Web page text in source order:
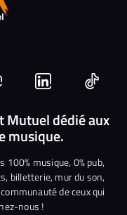
Nous
rejoindre
sur
Linkedin
Nous
Mutuel dédié aux
musique.
musique, 0% pub,
billetterie, mur du son,
de ceux qui
nous !